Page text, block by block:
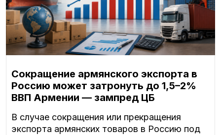
Сокращение армянского экспорта в
Россию может затронуть до 1,5–2%
ВВП Армении — зампред ЦБ
В случае сокращения или прекращения
экспорта армянских товаров в Россию под